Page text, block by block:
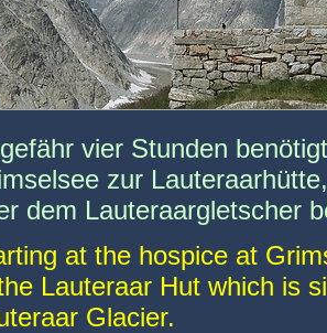
vier Stunden
zur
dem Lauteraargletscher
at the hospice at
Lauteraar Hut which is
Glacier.